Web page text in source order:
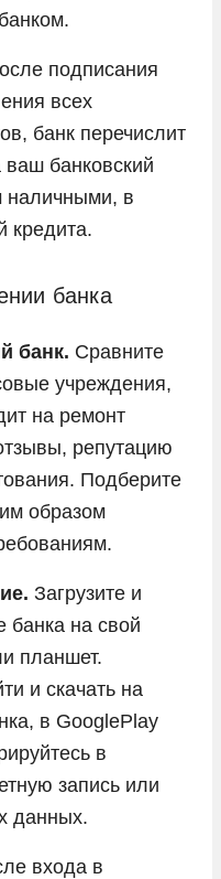
подписания
всех
банк перечислит
ваш банковский
наличными, в
кредита.
банка
банк. Сравните
учреждения,
на ремонт
репутацию
Подберите
образом
Загрузите и
банка на свой
планшет.
и скачать на
в GooglePlay
в
запись или
данных.
входа в